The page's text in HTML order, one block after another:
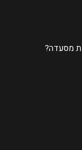
מסעדה?